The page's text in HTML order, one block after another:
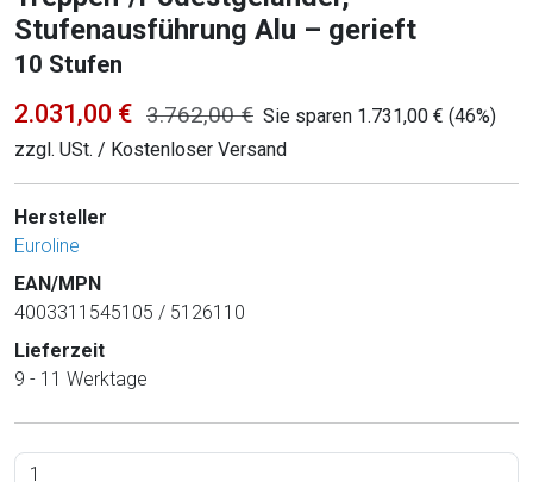
Stufenausführung Alu – gerieft
10 Stufen
2.031,00 € 3.762,00 € Sie sparen 1.731,00 € (46%)
zzgl. USt. / Kostenloser Versand
Hersteller
Euroline
EAN/MPN
4003311545105 / 5126110
Lieferzeit
9 - 11 Werktage